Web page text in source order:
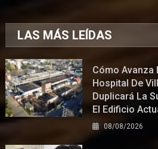
LAS MÁS LEÍDAS
Cómo Avanza
Hospital De
Duplicará La
El Edificio
08/08/2026